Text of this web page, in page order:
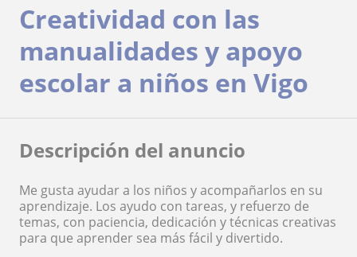
Creatividad con las
manualidades y apoyo
escolar a niños en Vigo
Descripción del anuncio
Me gusta ayudar a los niños y acompañarlos en su
aprendizaje. Los ayudo con tareas, y refuerzo de
temas, con paciencia, dedicación y técnicas creativas
para que aprender sea más fácil y divertido.